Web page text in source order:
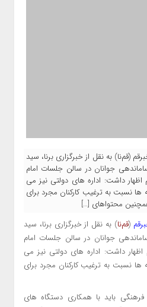
(قم‌نا) به نقل از خبرگزاری برنا، سید
جوانان در سالن جلسات امام
اظهار داشت: اداره های دولتی نیز می
ها نسبت به ترغیب کارکنان مجرد برای
همچنین محتواهای […]
(قم‌نا) به نقل از خبرگزاری برنا، سید
جوانان در سالن جلسات امام
اظهار داشت: اداره های دولتی نیز می
ها نسبت به ترغیب کارکنان مجرد برای
باید با همکاری دستگاه های